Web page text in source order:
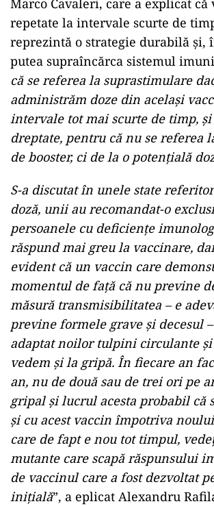
Marco Cavaleri, care a explicat
repetate la intervale scurte de
reprezintă o strategie durabilă și,
putea supraîncărca sistemul
că se referea la suprastimulare
administrăm doze din acelaşi
intervale tot mai scurte de timp, şi
dreptate, pentru că nu se referea
de booster, ci de la o potenţială
S-a discutat în unele state
doză, unii au recomandat-o
persoanele cu deficienţe
răspund mai greu la vaccinare,
evident că un vaccin care
momentul de faţă că nu previne
măsură transmisibilitatea – e
previne formele grave şi decesul
adaptat noilor tulpini circulante
vedem şi la gripă. În fiecare an
an, nu de două sau de trei ori pe
gripal şi lucrul acesta probabil că
şi cu acest vaccin împotriva
care de fapt e nou tot timpul,
mutante care scapă răspunsului
de vaccinul care a fost dezvoltat
iniţială”, a eplicat Alexandru